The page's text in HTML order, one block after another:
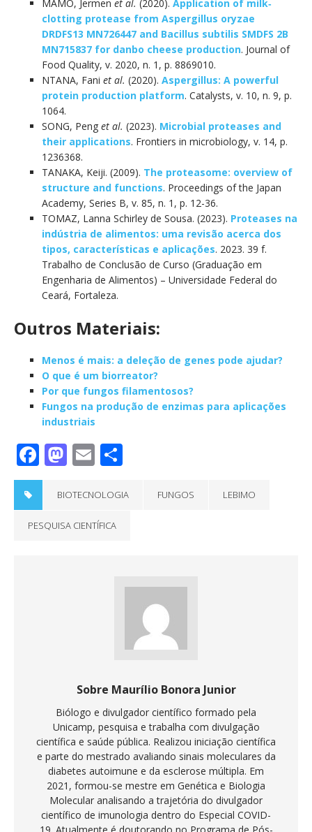
MAMO, Jermen et al. (2020). Application of milk‐
clotting protease from Aspergillus oryzae
DRDFS13 MN726447 and Bacillus subtilis SMDFS 2B
MN715837 for danbo cheese production. Journal of
Food Quality, v. 2020, n. 1, p. 8869010.
NTANA, Fani et al. (2020). Aspergillus: A powerful
protein production platform. Catalysts, v. 10, n. 9, p.
1064.
SONG, Peng et al. (2023). Microbial proteases and
their applications. Frontiers in microbiology, v. 14, p.
1236368.
TANAKA, Keiji. (2009). The proteasome: overview of
structure and functions. Proceedings of the Japan
Academy, Series B, v. 85, n. 1, p. 12-36.
TOMAZ, Lanna Schirley de Sousa. (2023). Proteases na
indústria de alimentos: uma revisão acerca dos
tipos, características e aplicações. 2023. 39 f.
Trabalho de Conclusão de Curso (Graduação em
Engenharia de Alimentos) – Universidade Federal do
Ceará, Fortaleza.
Outros Materiais:
Menos é mais: a deleção de genes pode ajudar?
O que é um biorreator?
Por que fungos filamentosos?
Fungos na produção de enzimas para aplicações
industriais
F
a
e
M
st
o
E
ai
l
a
BIOTECNOLOGIA FUNGOS LEBIMO
PESQUISA CIENTÍFICA
Sobre Maurílio Bonora Junior
Biólogo e divulgador científico formado pela
Unicamp, pesquisa e trabalha com divulgação
científica e saúde pública. Realizou iniciação científica
e parte do mestrado avaliando sinais moleculares da
diabetes autoimune e da esclerose múltipla. Em
2021, formou-se mestre em Genética e Biologia
Molecular analisando a trajetória do divulgador
científico de imunologia dentro do Especial COVID-